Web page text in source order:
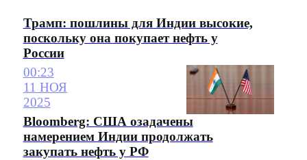
Трамп: пошлины для Индии высокие,
поскольку она покупает нефть у
России
00:23
11 НОЯ
2025
Bloomberg: США озадачены
намерением Индии продолжать
закупать нефть у РФ